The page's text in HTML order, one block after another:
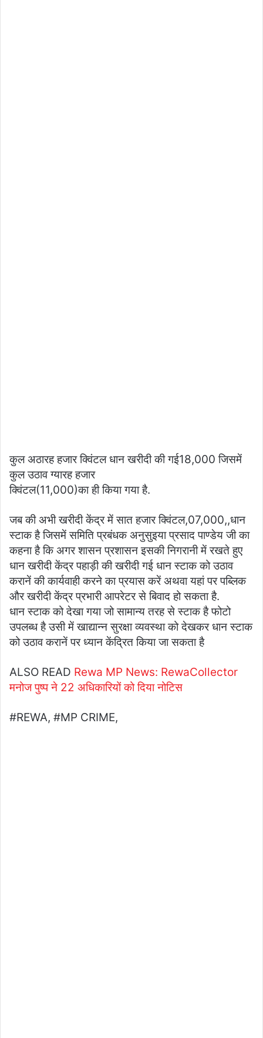
कुल अठारह हजार क्विंटल धान खरीदी की गई18,000 जिसमें
कुल उठाव ग्यारह हजार
क्विंटल(11,000)का ही किया गया है.
जब की अभी खरीदी केंद्र में सात हजार क्विंटल,07,000,,धान
स्टाक है जिसमें समिति प्रबंधक अनुसुइया प्रसाद पाण्डेय जी का
कहना है कि अगर शासन प्रशासन इसकी निगरानी में रखते हुए
धान खरीदी केंद्र पहाड़ी की खरीदी गई धान स्टाक को उठाव
करानें की कार्यवाही करने का प्रयास करें अथवा यहां पर पब्लिक
और खरीदी केंद्र प्रभारी आपरेटर से बिवाद हो सकता है.
धान स्टाक को देखा गया जो सामान्य तरह से स्टाक है फोटो
उपलब्ध है उसी में खाद्यान्न सुरक्षा व्यवस्था को देखकर धान स्टाक
को उठाव करानें पर ध्यान केंद्रित किया जा सकता है
ALSO READ Rewa MP News: RewaCollector
मनोज पुष्प ने 22 अधिकारियों को दिया नोटिस
#REWA, #MP CRIME,